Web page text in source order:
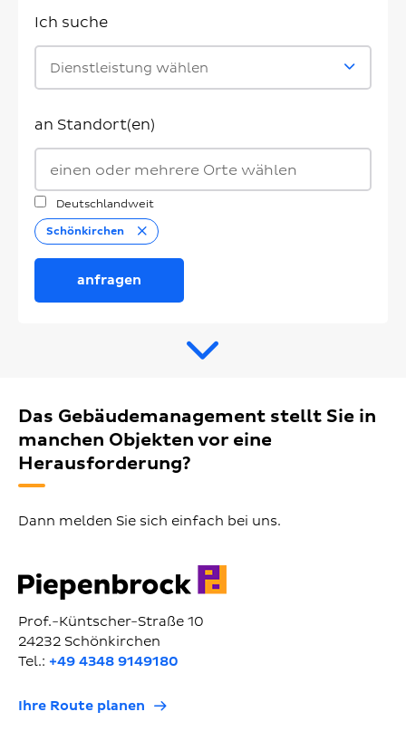
Ich suche
Dienstleistung wählen
an Standort(en)
Deutschlandweit
Schönkirchen
Entfernen
anfragen
Das Gebäudemanagement stellt Sie in
manchen Objekten vor eine
Herausforderung?
Dann melden Sie sich einfach bei uns.
Prof.-Küntscher-Straße 10
24232 Schönkirchen
Tel.: +49 4348 9149180
Ihre Route planen